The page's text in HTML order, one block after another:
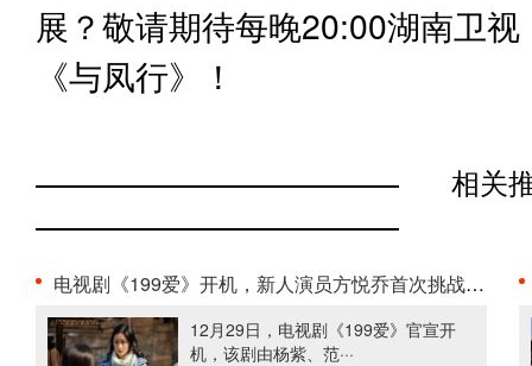
展？敬请期待每晚20:00湖南卫
《与凤行》！
相关
电视剧《199爱》开机，新人演员方悦乔首次挑战都市青···
12月29日，电视剧《199爱》官宣开
机，该剧由杨紫、范···